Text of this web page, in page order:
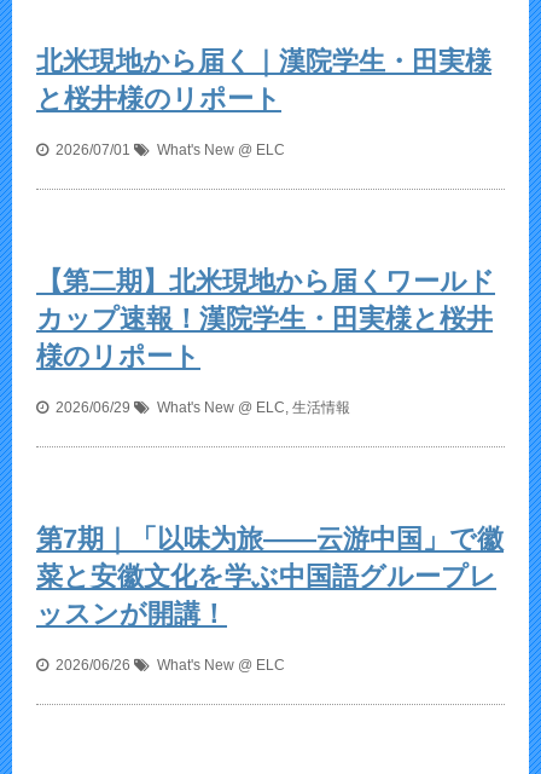
北米現地から届く｜漢院学生・田実様
と桜井様のリポート
2026/07/01 What's New @ ELC
【第二期】北米現地から届くワールド
カップ速報！漢院学生・田実様と桜井
様のリポート
2026/06/29 What's New @ ELC, 生活情報
第7期｜「以味为旅——云游中国」で徽
菜と安徽文化を学ぶ中国語グループレ
ッスンが開講！
2026/06/26 What's New @ ELC